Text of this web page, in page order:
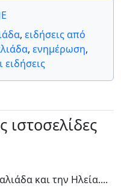
, ειδήσεις από
, ενημέρωση,
ειδήσεις
ιστοσελίδες
και την Ηλεία....